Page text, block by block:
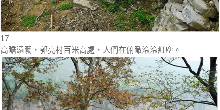
17
高瞻遠矚，郭亮村百米高處，人們在俯瞰滾滾紅塵。